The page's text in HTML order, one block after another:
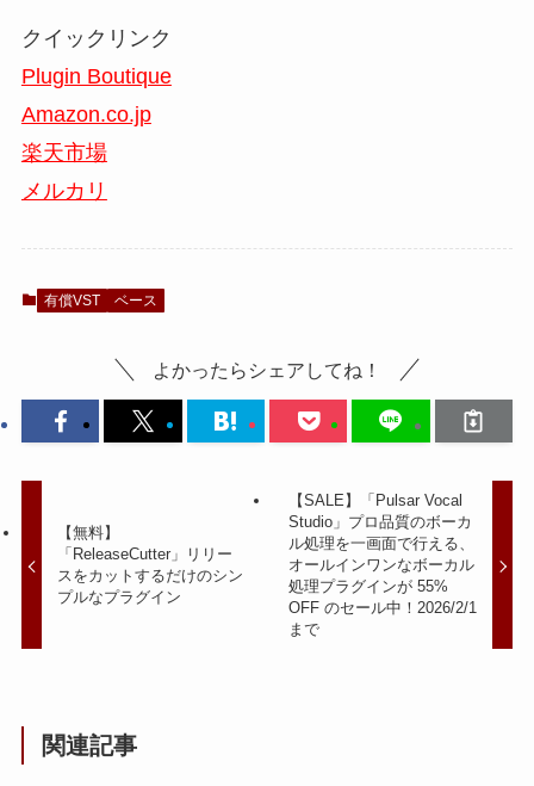
クイックリンク
Plugin Boutique
Amazon.co.jp
楽天市場
メルカリ
有償VST ベース
よかったらシェアしてね！
【無料】
「ReleaseCutter」リリー
スをカットするだけのシン
プルなプラグイン
【SALE】「Pulsar Vocal
Studio」プロ品質のボーカ
ル処理を一画面で行える、
オールインワンなボーカル
処理プラグインが 55%
OFF のセール中！2026/2/1
まで
関連記事